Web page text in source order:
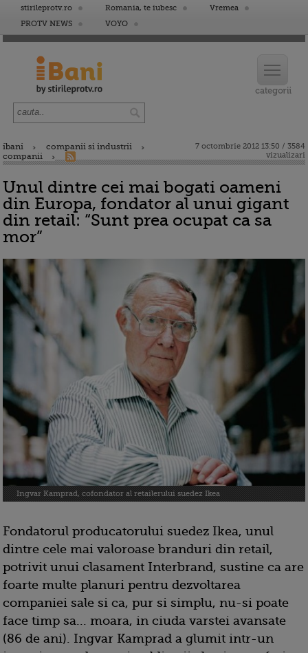
stirileprotv.ro Romania, te iubesc
Vremea
PROTV NEWS
VOYO
ibani
companii si industrii
companii
7 octombrie 2012 13:50 / 3584
vizualizari
Unul dintre cei mai bogati oameni
din Europa, fondator al unui gigant
din retail: “Sunt prea ocupat ca sa
mor”
Ingvar Kamprad, cofondator al retailerului suedez Ikea
Fondatorul producatorului suedez Ikea, unul
dintre cele mai valoroase branduri din retail,
potrivit unui clasament Interbrand, sustine ca are
foarte multe planuri pentru dezvoltarea
companiei sale si ca, pur si simplu, nu-si poate
face timp sa... moara, in ciuda varstei avansate
(86 de ani). Ingvar Kamprad a glumit intr-un